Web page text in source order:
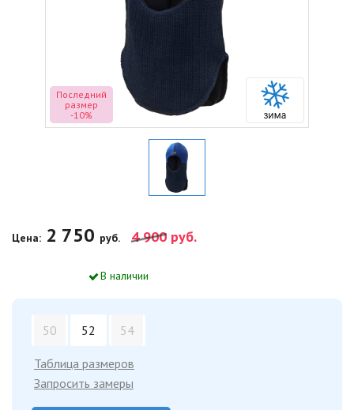
Последний
размер
-10%
Цена: 2 750 руб. 4 900 руб.
В наличии
50 52 54
Таблица размеров
Запросить замеры